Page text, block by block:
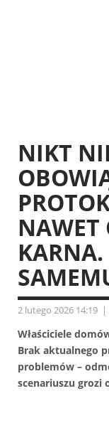
NIKT
NAWET
2 lutego 2026 14:19 |
Właściciele
Brak aktualnego
problemów –
scenariuszu grozi